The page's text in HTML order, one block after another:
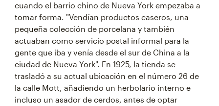
cuando el barrio chino de Nueva York empezaba a
tomar forma. "Vendían productos caseros, una
pequeña colección de porcelana y también
actuaban como servicio postal informal para la
gente que iba y venía desde el sur de China a la
ciudad de Nueva York". En 1925, la tienda se
trasladó a su actual ubicación en el número 26 de
la calle Mott, añadiendo un herbolario interno e
incluso un asador de cerdos, antes de optar